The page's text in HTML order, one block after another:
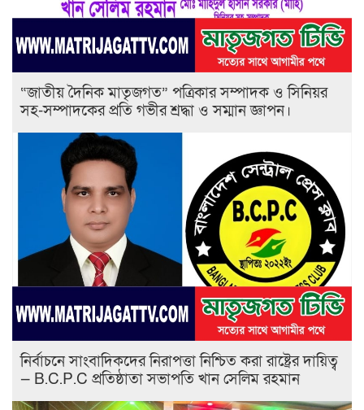
“জাতীয় দৈনিক মাতৃজগত” পত্রিকার সম্পাদক ও সিনিয়র
সহ-সম্পাদকের প্রতি গভীর শ্রদ্ধা ও সম্মান জ্ঞাপন।
নির্বাচনে সাংবাদিকদের নিরাপত্তা নিশ্চিত করা রাষ্ট্রের দায়িত্ব
— B.C.P.C প্রতিষ্ঠাতা সভাপতি খান সেলিম রহমান